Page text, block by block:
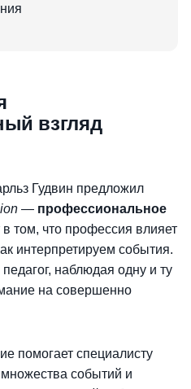
взгляд
Гудвин предложил
— профессиональное
в том, что профессия влияет
интерпретируем события.
наблюдая одну и ту
на совершенно
помогает специалисту
событий и